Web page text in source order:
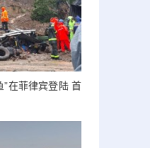
”在菲律宾登陆 首